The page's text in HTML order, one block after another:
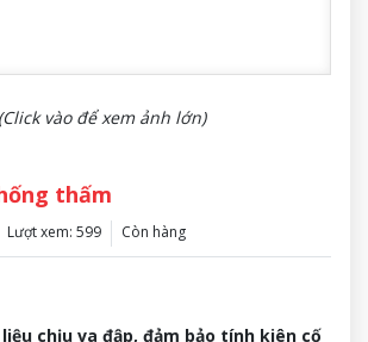
(Click vào để xem ảnh lớn)
thấm
Lượt xem: 599 Còn hàng
chịu va đập, đảm bảo tính kiên cố